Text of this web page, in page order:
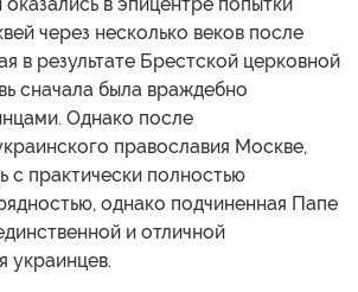
через несколько веков после
в результате Брестской церковной
сначала была враждебно
Однако после
православия Москве,
с практически полностью
однако подчиненная Папе
и отличной
украинцев.